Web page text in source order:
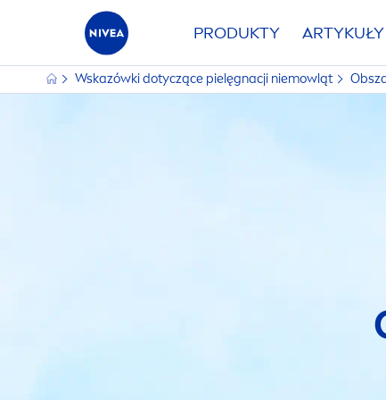
PRODUKTY ARTYKUŁY
Wskazówki dotyczące pielęgnacji niemowląt